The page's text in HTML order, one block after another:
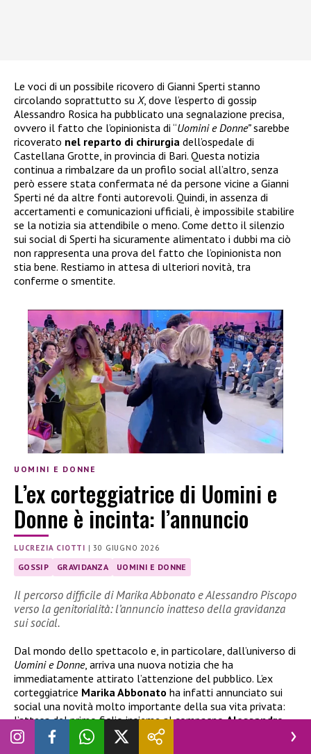
Le voci di un possibile ricovero di Gianni Sperti stanno
circolando soprattutto su X, dove l’esperto di gossip
Alessandro Rosica ha pubblicato una segnalazione precisa,
ovvero il fatto che l’opinionista di “Uomini e Donne”sarebbe
ricoverato nel reparto di chirurgia dell’ospedale di
Castellana Grotte, in provincia di Bari. Questa notizia
continua a rimbalzare da un profilo social all’altro, senza
però essere stata confermata né da persone vicine a Gianni
Sperti né da altre fonti autorevoli. Quindi, in assenza di
accertamenti e comunicazioni ufficiali, è impossibile stabilire
se la notizia sia attendibile o meno. Come detto il silenzio
sui social di Sperti ha sicuramente alimentato i dubbi ma ciò
non rappresenta una prova del fatto che l’opinionista non
stia bene. Restiamo in attesa di ulteriori novità, tra
conferme o smentite.
UOMINI E DONNE
L’ex corteggiatrice di Uomini e
Donne è incinta: l’annuncio
LUCREZIA CIOTTI |30 GIUGNO 2026
GOSSIP GRAVIDANZA UOMINI E DONNE
Il percorso difficile di Marika Abbonato e Alessandro Piscopo
verso la genitorialità: l’annuncio inatteso della gravidanza
sui social.
Dal mondo dello spettacolo e, in particolare, dall’universo di
Uomini e Donne, arriva una nuova notizia che ha
immediatamente attirato l’attenzione del pubblico. L’ex
corteggiatrice Marika Abbonato ha infatti annunciato sui
social una novità molto importante della sua vita privata:
l’attesa del primo figlio insieme al compagnoAlessandro
Piscopo. Un momento condiviso con i fan attraverso
immagini e parole cariche di emozione, che segna l’inizio di